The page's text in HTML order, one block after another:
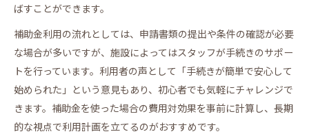
習い事支援で家族の運動習慣を手軽に実現
補助金活用の習い事支援で健康生活をスタート
家族みんなで楽しむ習い事支援のポイント
習い事支援が家族の健康維持に役立つ理由
セミパーソナル形式が人気の理由と選び方ガイド
習い事支援のセミパーソナル形式が選ばれる理由
ばすことができます。
補助金利用の流れとしては、申請書類の提出や条件の確認が必要
な場合が多いですが、施設によってはスタッフが手続きのサポー
トを行っています。利用者の声として「手続きが簡単で安心して
始められた」という意見もあり、初心者でも気軽にチャレンジで
きます。補助金を使った場合の費用対効果を事前に計算し、長期
的な視点で利用計画を立てるのがおすすめです。